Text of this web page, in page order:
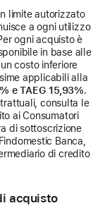
limite autorizzato
a ogni utilizzo
ogni acquisto è
in base alle
costo inferiore
applicabili alla
e TAEG 15,93%.
consulta le
ai Consumatori
di sottoscrizione
Banca,
di credito
acquisto